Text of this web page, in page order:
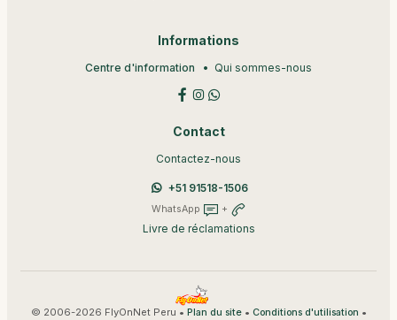
Informations
Centre d'information Qui sommes-nous
Contact
Contactez-nous
+51 91518-1506
WhatsApp +
Livre de réclamations
© 2006-2026 FlyOnNet Peru • Plan du site• Conditions d'utilisation •